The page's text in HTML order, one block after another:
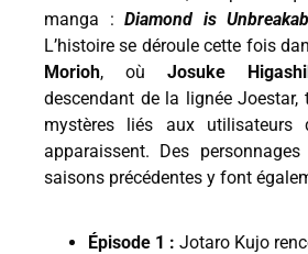
manga : Diamond is
L’histoire se déroule cette fois
Morioh, où Josuke
descendant de la lignée Joestar,
mystères liés aux
apparaissent. Des
saisons précédentes y font
Épisode 1 : Jotaro Kujo